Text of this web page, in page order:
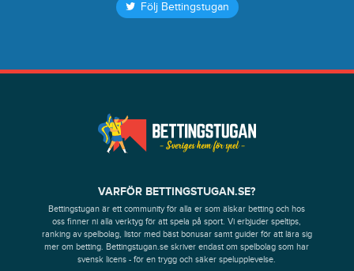
Följ Bettingstugan
VARFÖR BETTINGSTUGAN.SE?
Bettingstugan är ett community för alla er som älskar betting och hos
oss finner ni alla verktyg för att spela på sport. Vi erbjuder speltips,
ranking av spelbolag, listor med bäst bonusar samt guider för att lära sig
mer om betting. Bettingstugan.se skriver endast om spelbolag som har
svensk licens - för en trygg och säker spelupplevelse.